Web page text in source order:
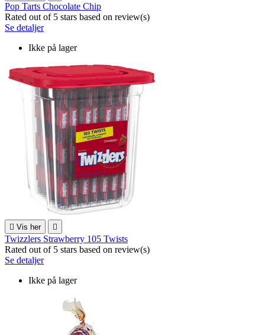
Pop Tarts Chocolate Chip
Rated out of 5 stars based on review(s)
Se detaljer
Ikke på lager
 Vis her 
Twizzlers Strawberry 105 Twists
Rated out of 5 stars based on review(s)
Se detaljer
Ikke på lager